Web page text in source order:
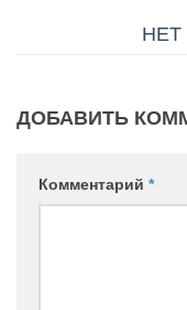
ДОБАВИТЬ
Комментарий *